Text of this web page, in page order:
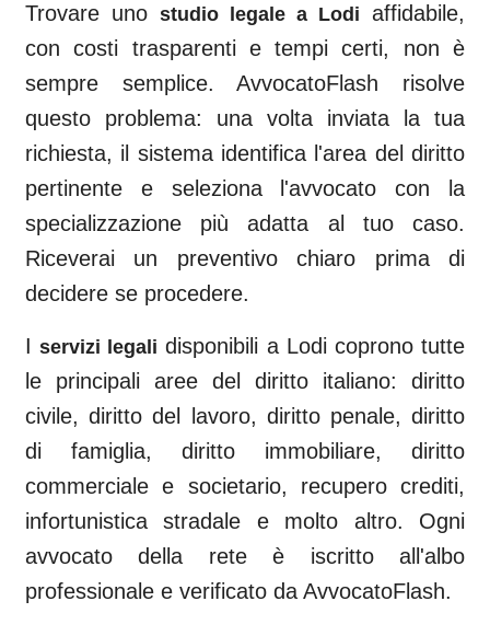
Trovare uno studio legale a Lodi affidabile,
con costi trasparenti e tempi certi, non è
sempre semplice. AvvocatoFlash risolve
questo problema: una volta inviata la tua
richiesta, il sistema identifica l'area del diritto
pertinente e seleziona l'avvocato con la
specializzazione più adatta al tuo caso.
Riceverai un preventivo chiaro prima di
decidere se procedere.
Iservizi legali disponibili a Lodi coprono tutte
le principali aree del diritto italiano: diritto
civile, diritto del lavoro, diritto penale, diritto
di famiglia, diritto immobiliare, diritto
commerciale e societario, recupero crediti,
infortunistica stradale e molto altro. Ogni
avvocato della rete è iscritto all'albo
professionale e verificato da AvvocatoFlash.